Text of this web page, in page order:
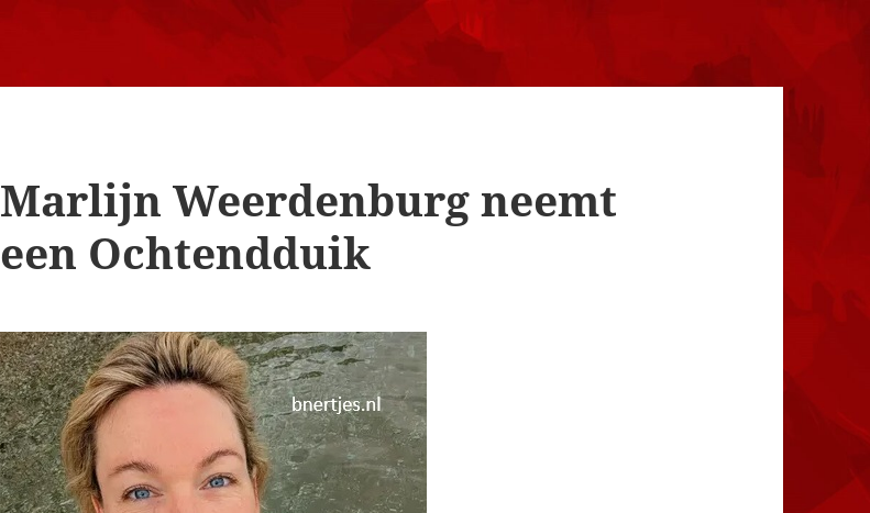
Marlijn Weerdenburg neemt
een Ochtendduik